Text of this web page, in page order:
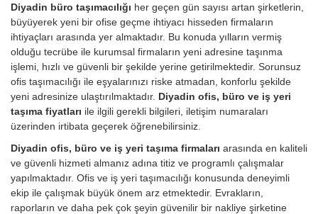
Diyadin büro taşımacılığı her geçen gün sayısı artan şirketlerin,
büyüyerek yeni bir ofise geçme ihtiyacı hisseden firmaların
ihtiyaçları arasında yer almaktadır. Bu konuda yılların vermiş
olduğu tecrübe ile kurumsal firmaların yeni adresine taşınma
işlemi, hızlı ve güvenli bir şekilde yerine getirilmektedir. Sorunsuz
ofis taşımacılığı ile eşyalarınızı riske atmadan, konforlu şekilde
yeni adresinize ulaştırılmaktadır. Diyadin ofis, büro ve iş yeri
taşıma fiyatları ile ilgili gerekli bilgileri, iletişim numaraları
üzerinden irtibata geçerek öğrenebilirsiniz.
Diyadin ofis, büro ve iş yeri taşıma firmaları arasında en kaliteli
ve güvenli hizmeti almanız adına titiz ve programlı çalışmalar
yapılmaktadır. Ofis ve iş yeri taşımacılığı konusunda deneyimli
ekip ile çalışmak büyük önem arz etmektedir. Evrakların,
raporların ve daha pek çok şeyin güvenilir bir nakliye şirketine